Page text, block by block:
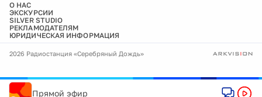
О НАС
ЭКСКУРСИИ
SILVER STUDIO
РЕКЛАМОДАТЕЛЯМ
ЮРИДИЧЕСКАЯ ИНФОРМАЦИЯ
2026 Радиостанция «Серебряный Дождь»
Прямой эфир